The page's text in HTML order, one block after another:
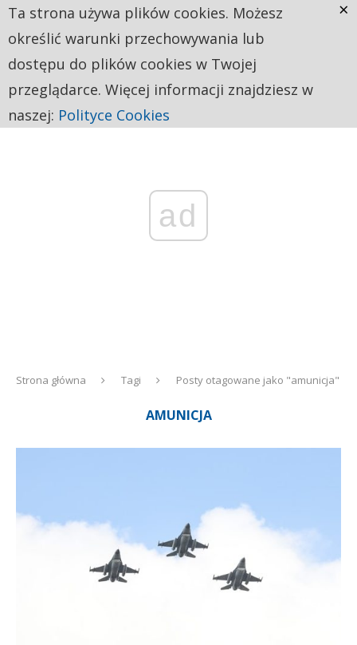
ad
Strona główna Tagi Posty otagowane jako "amunicja"
AMUNICJA
Ta strona używa plików cookies. Możesz
określić warunki przechowywania lub
dostępu do plików cookies w Twojej
przeglądarce. Więcej informacji znajdziesz w
naszej: Polityce Cookies
×